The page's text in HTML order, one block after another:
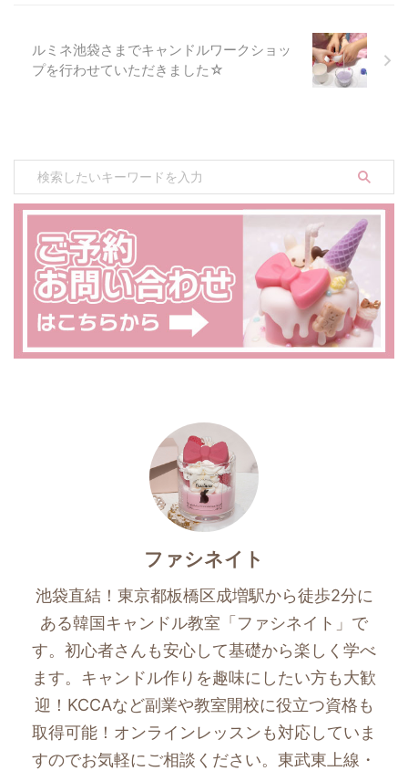
ルミネ池袋さまでキャンドルワークショッ
プを行わせていただきました☆
ファシネイト
池袋直結！東京都板橋区成増駅から徒歩2分に
ある韓国キャンドル教室「ファシネイト」で
す。初心者さんも安心して基礎から楽しく学べ
ます。キャンドル作りを趣味にしたい方も大歓
迎！KCCAなど副業や教室開校に役立つ資格も
取得可能！オンラインレッスンも対応していま
すのでお気軽にご相談ください。東武東上線・